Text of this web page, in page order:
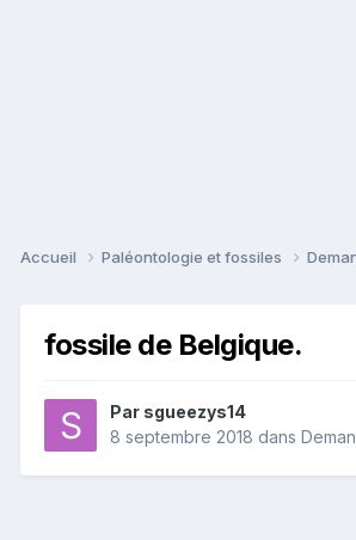
Accueil Paléontologie et fossiles
fossile de Belgique.
Par sgueezys14
8 septembre 2018 dans